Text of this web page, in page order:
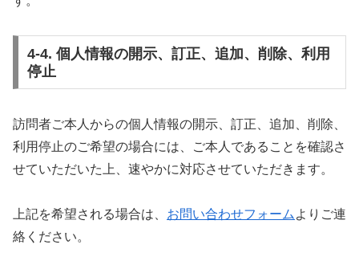
4-4. 個人情報の開示、訂正、追加、削除、利用
停止
訪問者ご本人からの個人情報の開示、訂正、追加、削除、
利用停止のご希望の場合には、ご本人であることを確認さ
せていただいた上、速やかに対応させていただきます。
上記を希望される場合は、 お問い合わせフォーム よりご連
絡ください。